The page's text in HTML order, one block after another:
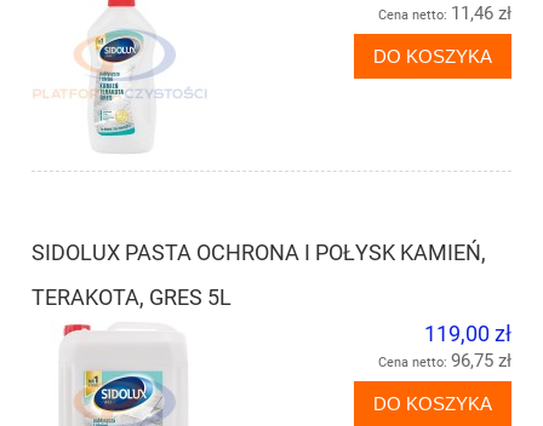
Cena netto: 11,46 zł
DO KOSZYKA
SIDOLUX PASTA OCHRONA I POŁYSK KAMIEŃ,
TERAKOTA, GRES 5L
119,00 zł
Cena netto: 96,75 zł
DO KOSZYKA